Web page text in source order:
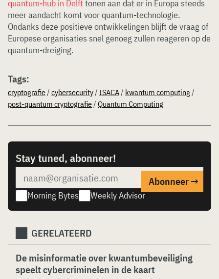
quantum-hub in Delft tonen aan dat er in Europa steeds
meer aandacht komt voor quantum-technologie.
Ondanks deze positieve ontwikkelingen blijft de vraag of
Europese organisaties snel genoeg zullen reageren op de
quantum-dreiging.
Tags:
cryptografie/ cybersecurity/ ISACA/ kwantum computing/
post-quantum cryptografie/ Quantum Computing
Stay tuned, abonneer!
Morning Bytes Weekly Advisor
GERELATEERD
De misinformatie over kwantumbeveiliging
speelt cybercriminelen in de kaart